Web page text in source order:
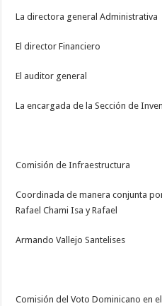
La directora general Administrativa
El director Financiero
El auditor general
La encargada de la Sección de
Comisión de Infraestructura
Coordinada de manera conjunta
Rafael Chami Isa y Rafael
Armando Vallejo Santelises
Comisión del Voto Dominicano en